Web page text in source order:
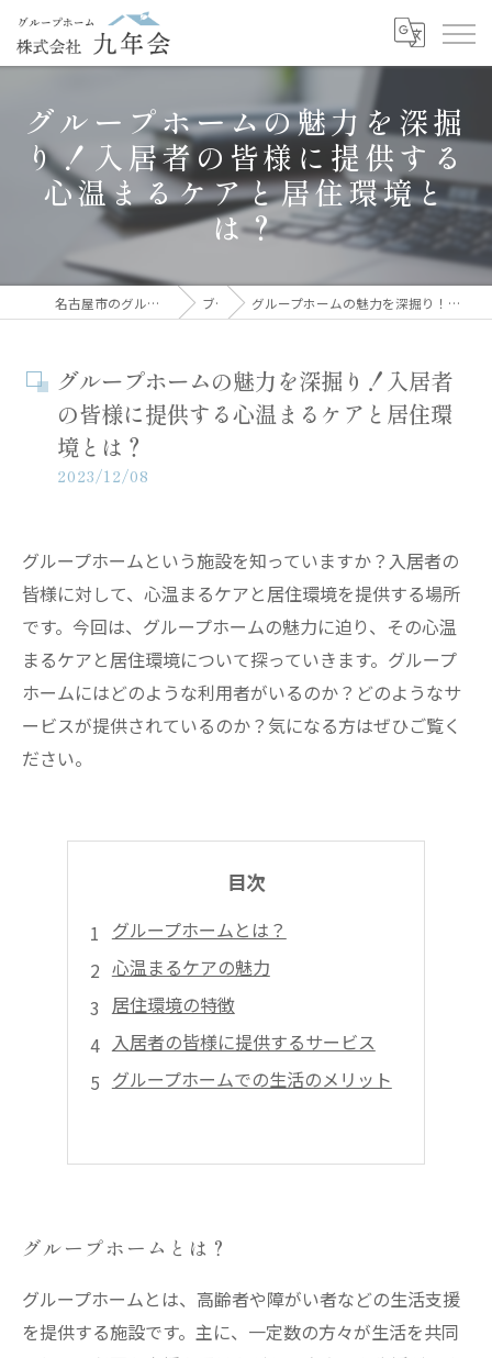
グループホームの魅力を深掘
り！入居者の皆様に提供する
心温まるケアと居住環境と
は？
名古屋市のグループホームなら株式会社九年会 ブログ グループホームの魅力を深掘り！入居者の皆様に提供する心温まるケアと居住環境とは？
グループホームの魅力を深掘り！入居者
の皆様に提供する心温まるケアと居住環
境とは？
2023/12/08
グループホームという施設を知っていますか？入居者の
皆様に対して、心温まるケアと居住環境を提供する場所
です。今回は、グループホームの魅力に迫り、その心温
まるケアと居住環境について探っていきます。グループ
ホームにはどのような利用者がいるのか？どのようなサ
ービスが提供されているのか？気になる方はぜひご覧く
ださい。
目次
グループホームとは？
心温まるケアの魅力
居住環境の特徴
入居者の皆様に提供するサービス
グループホームでの生活のメリット
グループホームとは？
グループホームとは、高齢者や障がい者などの生活支援
を提供する施設です。主に、一定数の方々が生活を共同